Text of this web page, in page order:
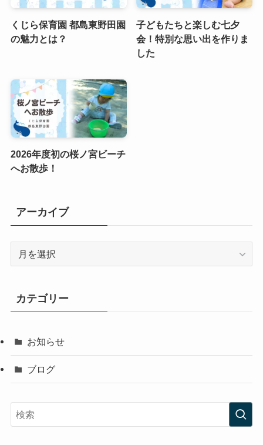
くじら保育園 都島東野田園
の魅力とは？
子どもたちと楽しむ七夕
会！特別な思い出を作りま
した
2026年度初の桜ノ宮ビーチ
へお散歩！
アーカイブ
ブ
カテゴリー
お知らせ
ブログ